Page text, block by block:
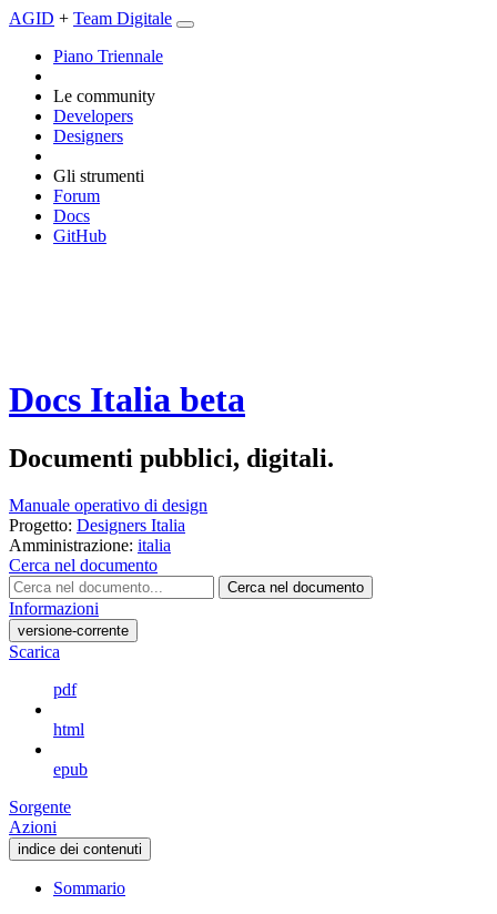
AGID + Team Digitale
Piano Triennale
Le community
Developers
Designers
Gli strumenti
Forum
Docs
GitHub
Docs Italia beta
Documenti pubblici, digitali.
Manuale operativo di design
Progetto: Designers Italia
Amministrazione: italia
Cerca nel documento
Cerca nel documento
Informazioni
versione-corrente
Scarica
pdf
html
epub
Sorgente
Azioni
indice dei contenuti
Sommario